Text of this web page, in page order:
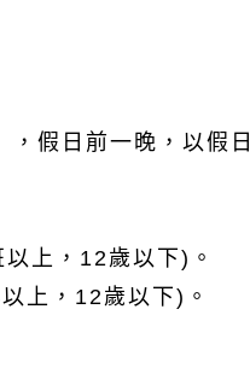
假日前一晚，以假
上，12歲以下)。
上，12歲以下)。